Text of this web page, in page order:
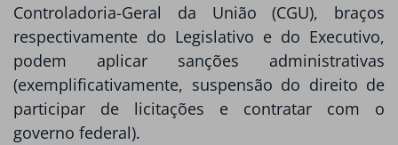
Controladoria-Geral da União (CGU), braços
respectivamente do Legislativo e do Executivo,
podem aplicar sanções administrativas
(exemplificativamente, suspensão do direito de
participar de licitações e contratar com o
governo federal).